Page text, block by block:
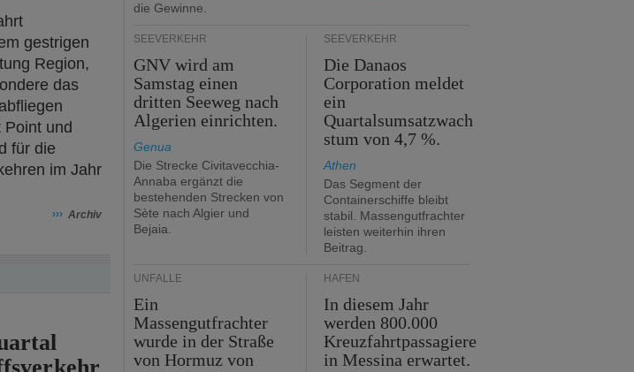
gestrigen
Region,
das
und
für die
im Jahr
››› Archiv
die Gewinne.
SEEVERKEHR
GNV wird am
Samstag einen
dritten Seeweg nach
Algerien einrichten.
Genua
Die Strecke Civitavecchia-
Annaba ergänzt die
bestehenden Strecken von
Sète nach Algier und
Bejaia.
SEEVERKEHR
Die Danaos
Corporation meldet
ein
Quartalsumsatzwach
stum von 4,7 %.
Athen
Das Segment der
Containerschiffe bleibt
stabil. Massengutfrachter
leisten weiterhin ihren
Beitrag.
UNFÄLLE
Ein
Massengutfrachter
wurde in der Straße
von Hormuz von
HÄFEN
In diesem Jahr
werden 800.000
Kreuzfahrtpassagiere
in Messina erwartet.